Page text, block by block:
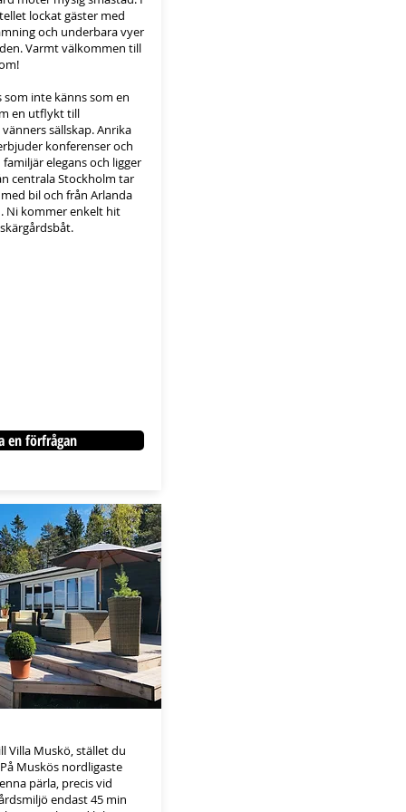
lockat gäster med
och underbara vyer
Varmt välkommen till
inte känns som en
en utflykt till
sällskap. Anrika
konferenser och
elegans och ligger
centrala Stockholm tar
bil och från Arlanda
Ni kommer enkelt hit
en förfrågan
Villa Muskö, stället du
Muskös nordligaste
pärla, precis vid
endast 45 min